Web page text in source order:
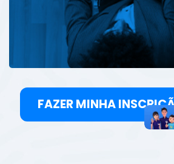
FAZER MINHA